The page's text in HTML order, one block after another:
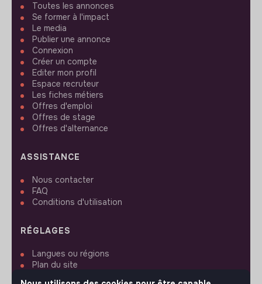
Toutes les annonces
Se former à l'impact
Le media
Publier une annonce
Connexion
Créer un compte
Editer mon profil
Espace recruteur
Les fiches métiers
Offres d'emploi
Offres de stage
Offres d'alternance
ASSISTANCE
Nous contacter
FAQ
Conditions d'utilisation
RÉGLAGES
Langues ou régions
Plan du site